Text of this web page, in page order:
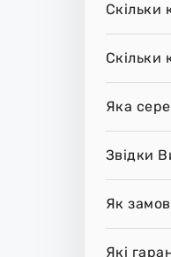
Скільки
Скільки
Яка
Звідки
Як
Які